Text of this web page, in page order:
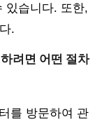
있습니다. 또한,
.
려면 어떤 절차
를 방문하여 관